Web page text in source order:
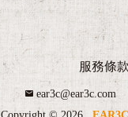
服務條
ear3c@ear3c.com